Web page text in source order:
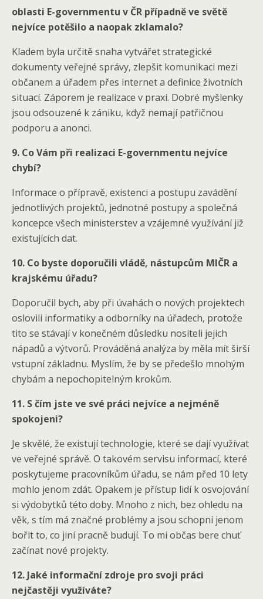
oblasti E-governmentu v ČR případně ve světě
nejvíce potěšilo a naopak zklamalo?
Kladem byla určitě snaha vytvářet strategické
dokumenty veřejné správy, zlepšit komunikaci mezi
občanem a úřadem přes internet a definice životních
situací. Záporem je realizace v praxi. Dobré myšlenky
jsou odsouzené k zániku, když nemají patřičnou
podporu a anonci.
9. Co Vám při realizaci E-governmentu nejvíce
chybí?
Informace o přípravě, existenci a postupu zavádění
jednotlivých projektů, jednotné postupy a společná
koncepce všech ministerstev a vzájemné využívání již
existujících dat.
10. Co byste doporučili vládě, nástupcům MIČR a
krajskému úřadu?
Doporučil bych, aby při úvahách o nových projektech
oslovili informatiky a odborníky na úřadech, protože
tito se stávají v konečném důsledku nositeli jejich
nápadů a výtvorů. Prováděná analýza by měla mít širší
vstupní základnu. Myslím, že by se předešlo mnohým
chybám a nepochopitelným krokům.
11. S čím jste ve své práci nejvíce a nejméně
spokojeni?
Je skvělé, že existují technologie, které se dají využívat
ve veřejné správě. O takovém servisu informací, které
poskytujeme pracovníkům úřadu, se nám před 10 lety
mohlo jenom zdát. Opakem je přístup lidí k osvojování
si výdobytků této doby. Mnoho z nich, bez ohledu na
věk, s tím má značné problémy a jsou schopni jenom
bořit to, co jiní pracně budují. To mi občas bere chuť
začínat nové projekty.
12. Jaké informační zdroje pro svoji práci
nejčastěji využíváte?